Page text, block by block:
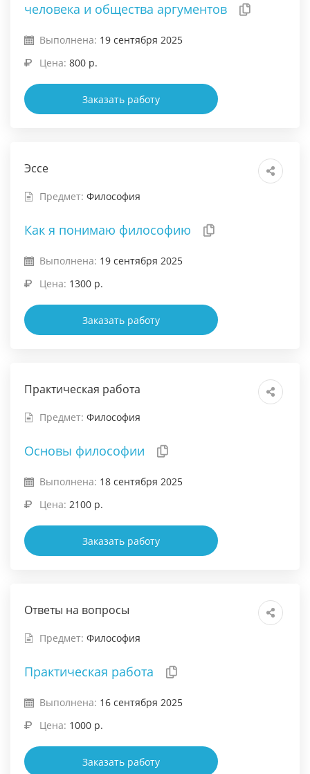
человека и общества аргументов
Выполнена: 19 сентября 2025
Цена: 800 р.
Заказать работу
Эссе
Предмет: Философия
Как я понимаю философию
Выполнена: 19 сентября 2025
Цена: 1300 р.
Заказать работу
Практическая работа
Предмет: Философия
Основы философии
Выполнена: 18 сентября 2025
Цена: 2100 р.
Заказать работу
Ответы на вопросы
Предмет: Философия
Практическая работа
Выполнена: 16 сентября 2025
Цена: 1000 р.
Заказать работу